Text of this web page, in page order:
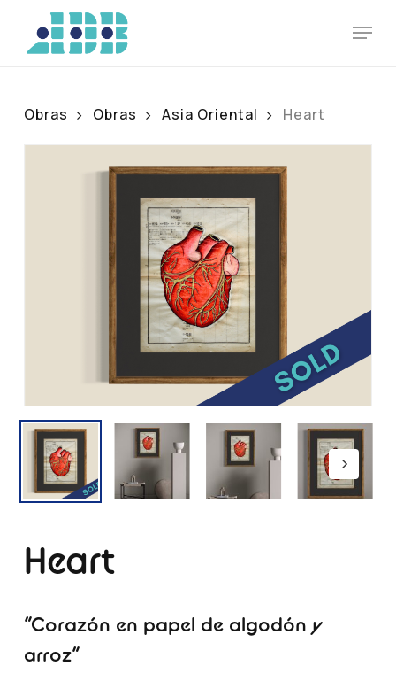
main
Obras Obras Asia Oriental Heart
Heart
“Corazón en papel de algodón y
arroz”